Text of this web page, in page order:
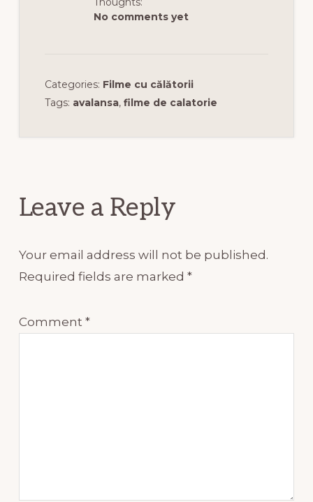
No comments yet
Categories: Filme cu călătorii
Tags: avalansa, filme de calatorie
Leave a Reply
Your email address will not be published.
Required fields are marked *
Comment *